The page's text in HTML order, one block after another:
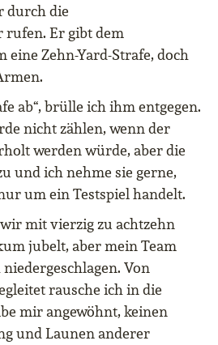
durch die
rufen. Er gibt dem
eine Zehn-Yard-Strafe, doch
ab“, brülle ich ihm entgegen.
nicht zählen, wenn der
werden würde, aber die
und ich nehme sie gerne,
um ein Testspiel handelt.
mit vierzig zu achtzehn
jubelt, aber mein Team
Von
rausche ich in die
mir angewöhnt, keinen
und Launen anderer